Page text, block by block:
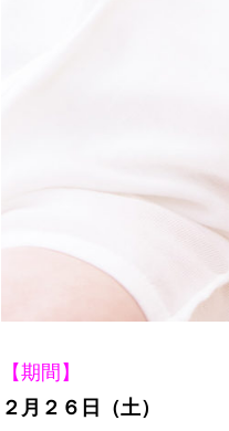
【期間】
２月２６日（土）